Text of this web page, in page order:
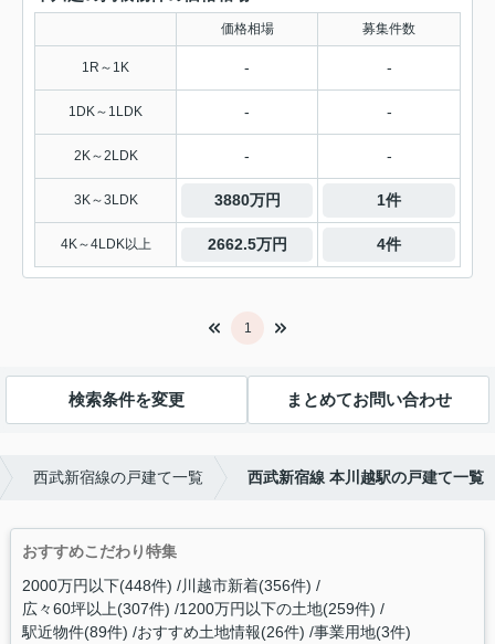
価格相場 募集件数
1R～1K - -
1DK～1LDK - -
2K～2LDK - -
3K～3LDK 3880万円 1件
4K～4LDK以上 2662.5万円 4件
1
検索条件を変更 まとめてお問い合わせ
西武新宿線の戸建て一覧 西武新宿線 本川越駅の戸建て一覧
おすすめこだわり特集
2000万円以下(448件) 川越市新着(356件)
広々60坪以上(307件) 1200万円以下の土地(259件)
駅近物件(89件) おすすめ土地情報(26件) 事業用地(3件)